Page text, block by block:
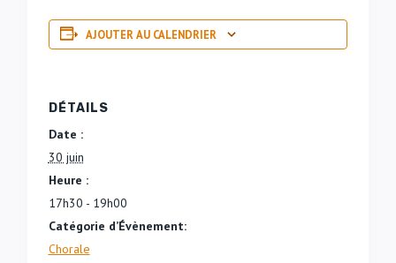
AJOUTER AU CALENDRIER
DÉTAILS
Date :
30 juin
Heure :
17h30 - 19h00
Catégorie d’Évènement:
Chorale